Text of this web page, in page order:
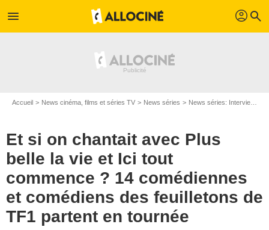
menu profil search
Accueil News cinéma, films et séries TV News séries News séries: Interviews
Et si on chantait avec Plus
belle la vie et Ici tout
commence ? 14 comédiennes
et comédiens des feuilletons de
TF1 partent en tournée